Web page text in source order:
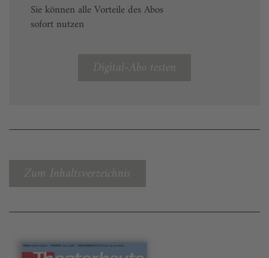
Sie können alle Vorteile des Abos
sofort nutzen
Digital-Abo testen
Zum Inhaltsverzeichnis